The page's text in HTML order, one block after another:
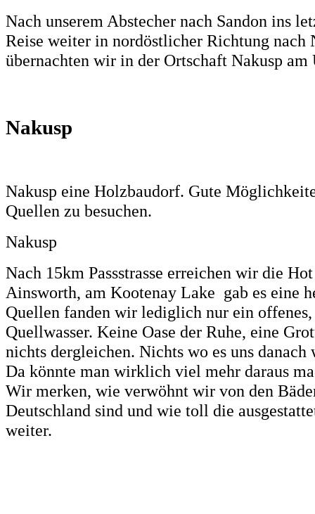
Nach unserem Abstecher nach Sandon ins
Reise weiter in nordöstlicher Richtung nach
übernachten wir in der Ortschaft Nakusp
Nakusp
Nakusp eine Holzbaudorf. Gute
Quellen zu besuchen.
Nakusp
Nach 15km Passstrasse erreichen wir die
Ainsworth, am Kootenay Lake gab es eine
Quellen fanden wir lediglich nur ein
Quellwasser. Keine Oase der Ruhe, eine
nichts dergleichen. Nichts wo es uns danach
Da könnte man wirklich viel mehr daraus
Wir merken, wie verwöhnt wir von den
Deutschland sind und wie toll die
weiter.